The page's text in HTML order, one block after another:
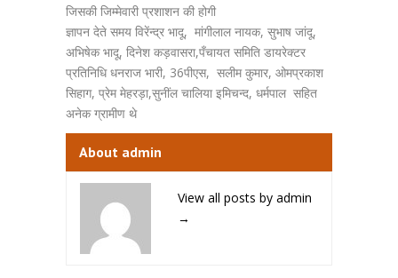
जिसकी जिम्मेवारी प्रशाशन की होगी
ज्ञापन देते समय विरेंन्द्र भादू, मांगीलाल नायक, सुभाष जांदू,
अभिषेक भादू, दिनेश कड़वासरा,पँचायत समिति डायरेक्टर
प्रतिनिधि धनराज भारी, 36पीएस, सलीम कुमार, ओमप्रकाश
सिहाग, प्रेम मेहरड़ा,सुनींल चालिया इमिचन्द, धर्मपाल सहित
अनेक ग्रामीण थे
About admin
View all posts by admin
→